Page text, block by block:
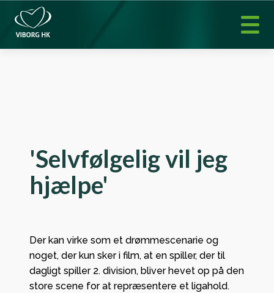
'Selvfølgelig vil jeg
hjælpe'
Der kan virke som et drømmescenarie og
noget, der kun sker i film, at en spiller, der til
dagligt spiller 2. division, bliver hevet op på den
store scene for at repræsentere et ligahold.